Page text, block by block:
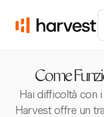
Come
Hai difficoltà con
Harvest offre un